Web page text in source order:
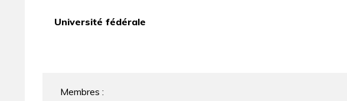
Université fédérale
Membres :